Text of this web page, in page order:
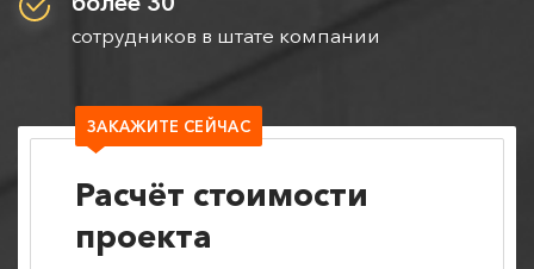
сотрудников в штате компании
ЗАКАЖИТЕ СЕЙЧАС
Расчёт стоимости
проекта